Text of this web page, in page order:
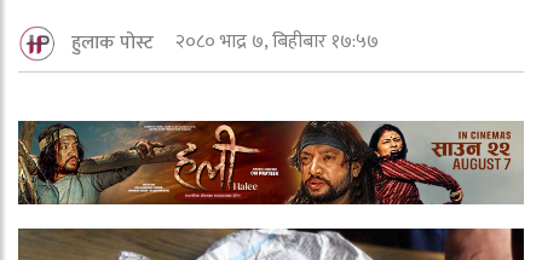
हुलाक पोस्ट २०८० भाद्र ७, बिहीबार १७:५७